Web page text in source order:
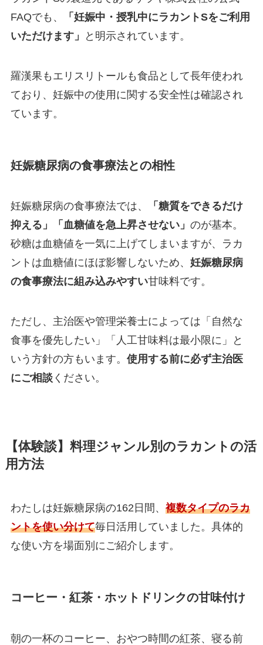
FAQでも、
「妊娠中・授乳中にラカントSをご利用
いただけます」
と明示されています。
羅漢果もエリスリトールも食品として長年使われ
ており、妊娠中の使用に関する安全性は確認され
ています。
妊娠糖尿病の食事療法との相性
妊娠糖尿病の食事療法では、
「糖質をできるだけ
抑える」「血糖値を急上昇させない」 のが基本。
砂糖は血糖値を一気に上げてしまいますが、ラカ
ントは血糖値にほぼ影響しないため、 妊娠糖尿病
の食事療法に組み込みやすい甘味料です。
ただし、主治医や管理栄養士によっては「自然な
食事を優先したい」「人工甘味料は最小限に」と
いう方針の方もいます。 使用する前に必ず主治医
にご相談ください。
【体験談】料理ジャンル別のラカントの活
用方法
わたしは妊娠糖尿病の162日間、 複数タイプのラカ
ントを使い分けて毎日活用していました。具体的
な使い方を場面別にご紹介します。
コーヒー・紅茶・ホットドリンクの甘味付け
朝の一杯のコーヒー、おやつ時間の紅茶、寝る前